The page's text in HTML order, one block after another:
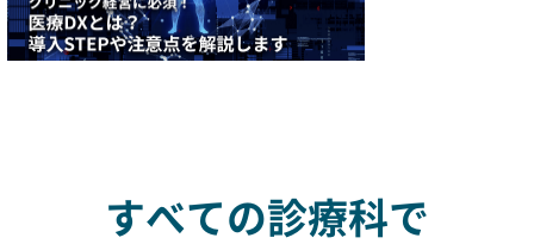
すべての診療科で